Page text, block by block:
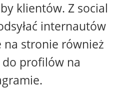
klientów. Z social
internautów
na stronie również
profilów na